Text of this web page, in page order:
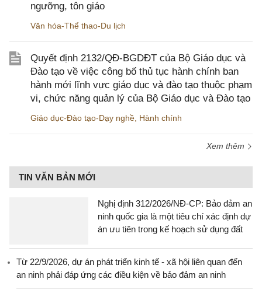
ngưỡng, tôn giáo
Văn hóa-Thể thao-Du lịch
Quyết định 2132/QĐ-BGDĐT của Bộ Giáo dục và
Đào tạo về việc công bố thủ tục hành chính ban
hành mới lĩnh vực giáo dục và đào tạo thuộc phạm
vi, chức năng quản lý của Bộ Giáo dục và Đào tạo
Giáo dục-Đào tạo-Dạy nghề Hành chính
Xem thêm
TIN VĂN BẢN MỚI
Nghị định 312/2026/NĐ-CP: Bảo đảm an
ninh quốc gia là một tiêu chí xác định dự
án ưu tiên trong kế hoạch sử dụng đất
Từ 22/9/2026, dự án phát triển kinh tế - xã hội liên quan đến
an ninh phải đáp ứng các điều kiện về bảo đảm an ninh